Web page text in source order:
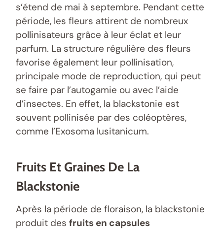
s’étend de mai à septembre. Pendant cette
période, les fleurs attirent de nombreux
pollinisateurs grâce à leur éclat et leur
parfum. La structure régulière des fleurs
favorise également leur pollinisation,
principale mode de reproduction, qui peut
se faire par l’autogamie ou avec l’aide
d’insectes. En effet, la blackstonie est
souvent pollinisée par des coléoptères,
comme l’Exosoma lusitanicum.
Fruits Et Graines De La
Blackstonie
Après la période de floraison, la blackstonie
produit des fruits en capsules